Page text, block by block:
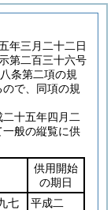
年三月二十二日
第二百三十六号
条第二項の規
で、同項の規
十五年四月二
般の縦覧に供
供用開始
の期日
七
平成二